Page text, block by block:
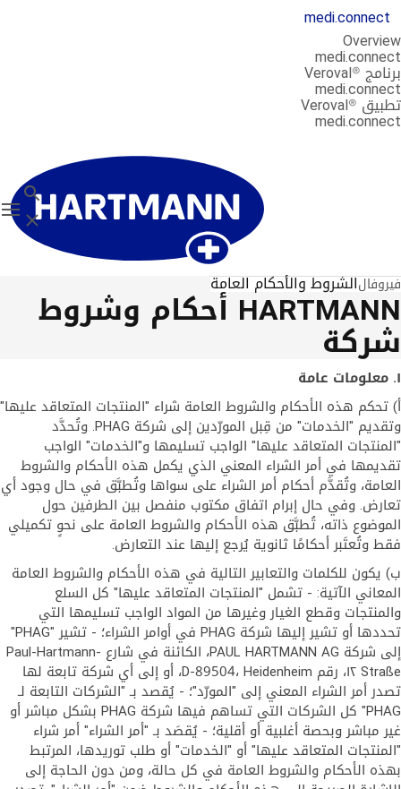
medi.connect
Overview
medi.connect
برنامج Veroval®
medi.connect
تطبيق Veroval®
medi.connect
بحث
إغلاق
فيروفالالشروط والأحكام العامةHARTMANN أحكام وشروط
شركة
١. معلومات عامة
أ) تحكم هذه الأحكام والشروط العامة شراء "المنتجات المتعاقد عليها"
وتقديم "الخدمات" من قِبل المورّدين إلى شركة PHAG. وتُحدَّد
"المنتجات المتعاقد عليها" الواجب تسليمها و"الخدمات" الواجب
تقديمها في أمر الشراء المعني الذي يكمل هذه الأحكام والشروط
العامة، وتُقدَّم أحكام أمر الشراء على سواها وتُطبَّق في حال وجود أي
تعارض. وفي حال إبرام اتفاق مكتوب منفصل بين الطرفين حول
الموضوع ذاته، تُطبَّق هذه الأحكام والشروط العامة على نحوٍ تكميلي
فقط وتُعتَبر أحكامًا ثانوية يُرجع إليها عند التعارض.
ب) يكون للكلمات والتعابير التالية في هذه الأحكام والشروط العامة
المعاني الآتية: - تشمل "المنتجات المتعاقد عليها" كل السلع
والمنتجات وقطع الغيار وغيرها من المواد الواجب تسليمها التي
تحددها أو تشير إليها شركة PHAG في أوامر الشراء؛ - تشير "PHAG"
إلى شركة PAUL HARTMANN AG، الكائنة في شارع Paul-Hartmann-
Straße ١٢، رقم D-89504، Heidenheim، أو إلى أي شركة تابعة لها
تصدر أمر الشراء المعني إلى "المورّد"؛ - يُقصد بـ "الشركات التابعة لـ
PHAG" كل الشركات التي تساهم فيها شركة PHAG بشكل مباشر أو
غير مباشر وبحصة أغلبية أو أقلية؛ - يُقصَد بـ "أمر الشراء" أمر شراء
"المنتجات المتعاقد عليها" أو "الخدمات" أو طلب توريدها، المرتبط
بهذه الأحكام والشروط العامة في كل حالة، ومن دون الحاجة إلى